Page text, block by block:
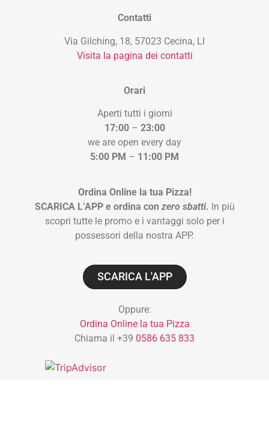
Contatti
Via Gilching, 18, 57023 Cecina, LI
Visita la pagina dei contatti
Orari
Aperti tutti i giorni
17:00– 23:00
we are open every day
5:00 PM – 11:00 PM
Ordina Online la tua Pizza!
SCARICA L’APP e ordina con zero sbatti. In più
scopri tutte le promo e i vantaggi solo per i
possessori della nostra APP.
SCARICA L'APP
Oppure:
Ordina Online la tua Pizza
Chiama il +39 0586 635 833